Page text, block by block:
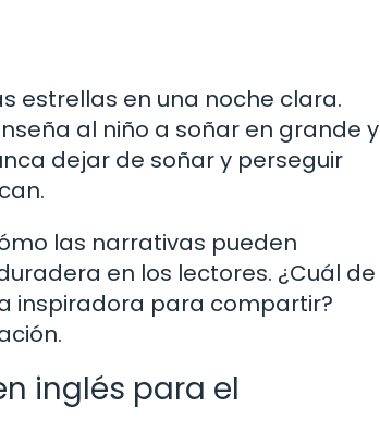
estrellas en una noche clara.
al niño a soñar en grande y
dejar de soñar y perseguir
las narrativas pueden
en los lectores. ¿Cuál de
inspiradora para compartir?
inglés para el